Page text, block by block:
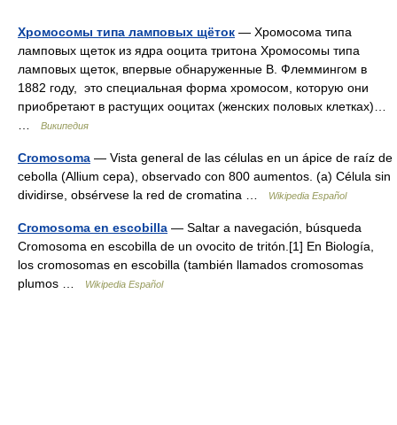
Хромосомы типа ламповых щёток — Хромосома типа
ламповых щеток из ядра ооцита тритона Хромосомы типа
ламповых щеток, впервые обнаруженные В. Флеммингом в
1882 году, это специальная форма хромосом, которую они
приобретают в растущих ооцитах (женских половых клетках)…
Википедия
Cromosoma — Vista general de las células en un ápice de raíz de
cebolla (Allium cepa), observado con 800 aumentos. (a) Célula sin
dividirse, obsérvese la red de cromatina …
Wikipedia Español
Cromosoma en escobilla — Saltar a navegación, búsqueda
Cromosoma en escobilla de un ovocito de tritón.[1] En Biología,
los cromosomas en escobilla (también llamados cromosomas
plumos …
Wikipedia Español